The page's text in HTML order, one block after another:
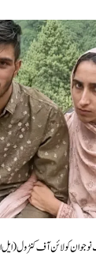
کو لائن آف کنٹرول